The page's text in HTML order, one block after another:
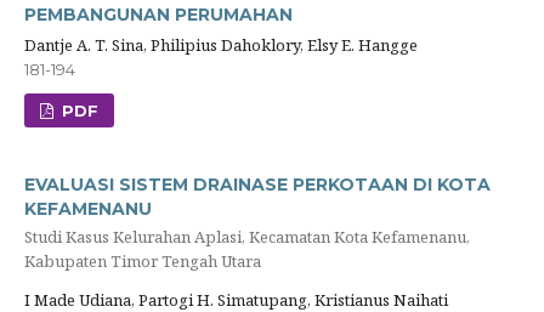
PEMBANGUNAN PERUMAHAN
Dantje A. T. Sina, Philipius Dahoklory, Elsy E. Hangge
181-194
PDF
EVALUASI SISTEM DRAINASE PERKOTAAN DI KOTA
KEFAMENANU
Studi Kasus Kelurahan Aplasi, Kecamatan Kota Kefamenanu,
Kabupaten Timor Tengah Utara
I Made Udiana, Partogi H. Simatupang, Kristianus Naihati